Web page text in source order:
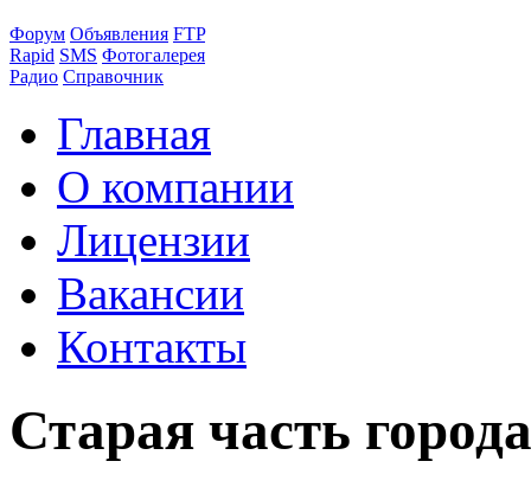
Форум Объявления FTP
Rapid SMS Фотогалерея
Радио Справочник
Главная
О компании
Лицензии
Вакансии
Контакты
Старая часть